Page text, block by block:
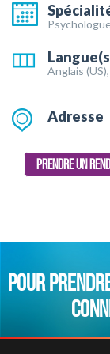
Anglais
Adresse
PRENDRE UN
POUR